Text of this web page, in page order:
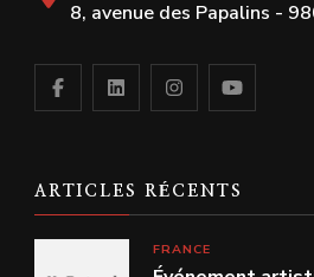
8, avenue des Papalins -
ARTICLES RÉCENTS
FRANCE